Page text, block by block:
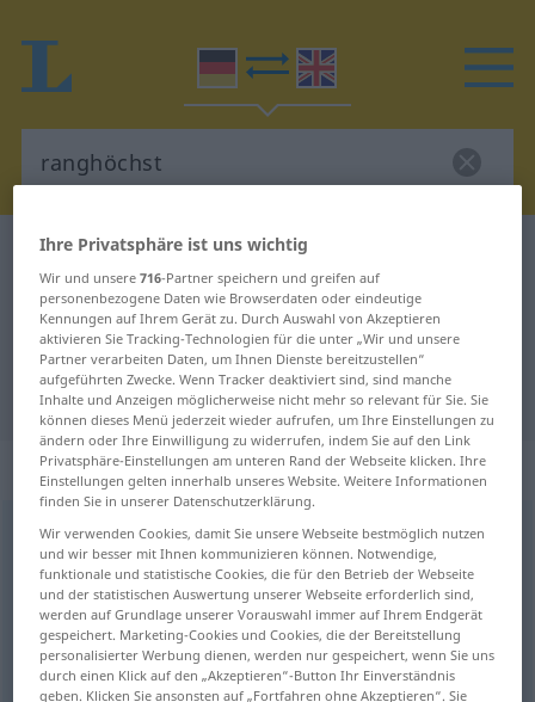
Deutsch-Englisch Wörterbuch
Deutsch-Englisch Übersetzung für
"ranghöchst"
"ranghöchst" Englisch Übersetzung
„ranghöchst“: Superlativ
ranghöchstsup
Übersicht aller Übersetzungen
(Für mehr Details die Übersetzung anklicken/antippen)
senior, high-ranking
Ihre Privatsphäre ist uns wichtig
Wir und unsere716-Partner speichern und greifen auf
personenbezogene Daten wie Browserdaten oder eindeutige
Kennungen auf Ihrem Gerät zu. Durch Auswahl von Akzeptieren
aktivieren Sie Tracking-Technologien für die unter „Wir und unsere
Partner verarbeiten Daten, um Ihnen Dienste bereitzustellen“
aufgeführten Zwecke. Wenn Tracker deaktiviert sind, sind manche
Inhalte und Anzeigen möglicherweise nicht mehr so relevant für Sie. Sie
können dieses Menü jederzeit wieder aufrufen, um Ihre Einstellungen zu
ändern oder Ihre Einwilligung zu widerrufen, indem Sie auf den Link
Privatsphäre-Einstellungen am unteren Rand der Webseite klicken. Ihre
Einstellungen gelten innerhalb unseres Website. Weitere Informationen
finden Sie in unserer Datenschutzerklärung.
Wir verwenden Cookies, damit Sie unsere Webseite bestmöglich nutzen
und wir besser mit Ihnen kommunizieren können. Notwendige,
funktionale und statistische Cookies, die für den Betrieb der Webseite
und der statistischen Auswertung unserer Webseite erforderlich sind,
werden auf Grundlage unserer Vorauswahl immer auf Ihrem Endgerät
gespeichert. Marketing-Cookies und Cookies, die der Bereitstellung
personalisierter Werbung dienen, werden nur gespeichert, wenn Sie uns
durch einen Klick auf den „Akzeptieren“-Button Ihr Einverständnis
geben. Klicken Sie ansonsten auf „Fortfahren ohne Akzeptieren“. Sie